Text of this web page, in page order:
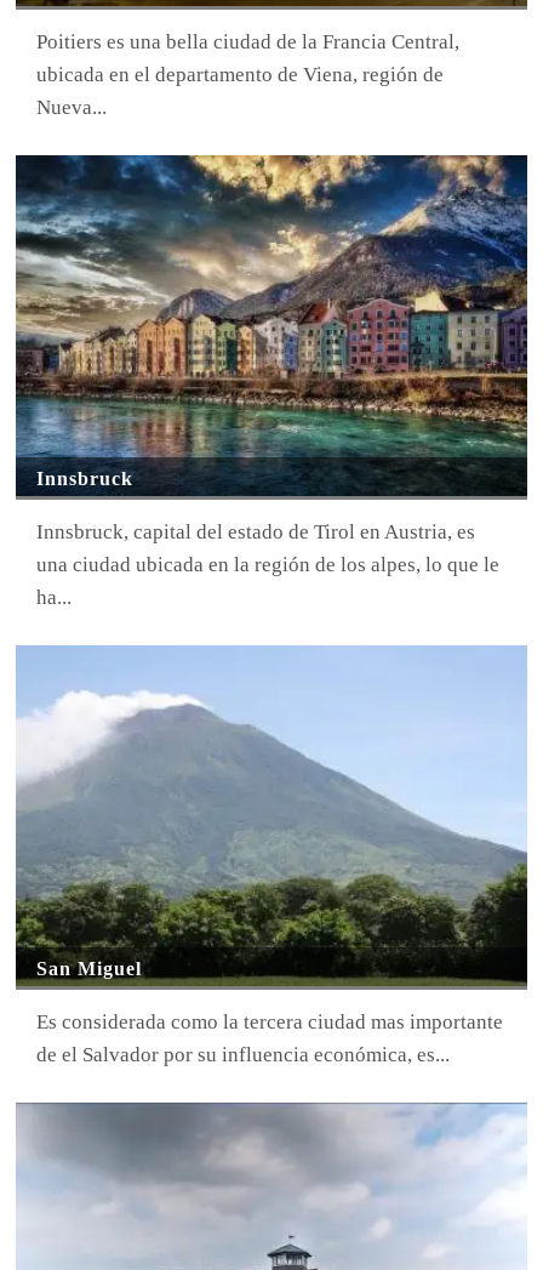
Poitiers es una bella ciudad de la Francia Central,
ubicada en el departamento de Viena, región de
Nueva...
Innsbruck
Innsbruck, capital del estado de Tirol en Austria, es
una ciudad ubicada en la región de los alpes, lo que le
ha...
San Miguel
Es considerada como la tercera ciudad mas importante
de el Salvador por su influencia económica, es...